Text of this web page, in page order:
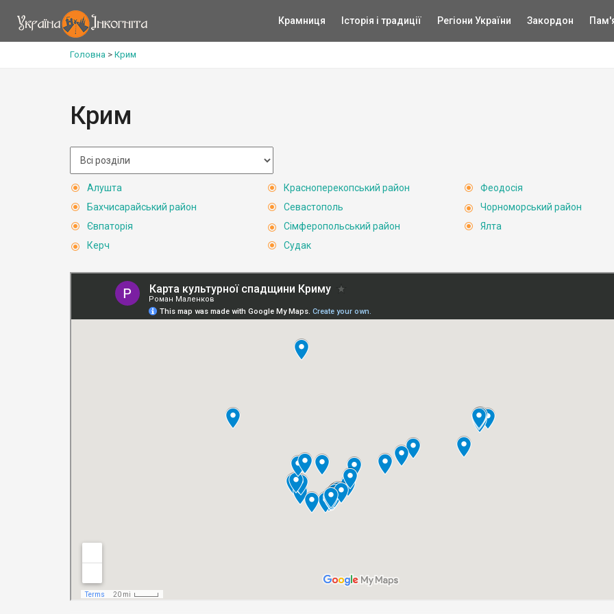
Крамниця Історія і традиції Регіони України Закордон
Головна > Крим
Крим
Алушта
Бахчисарайський район
Євпаторія
Керч
Красноперекопський район
Севастополь
Сімферопольський район
Судак
Феодосія
Чорноморський район
Ялта